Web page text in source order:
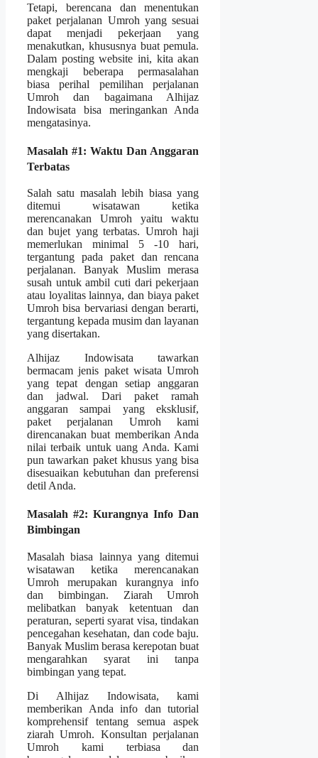
Tetapi, berencana dan menentukan
paket perjalanan Umroh yang sesuai
dapat menjadi pekerjaan yang
menakutkan, khususnya buat pemula.
Dalam posting website ini, kita akan
mengkaji beberapa permasalahan
biasa perihal pemilihan perjalanan
Umroh dan bagaimana Alhijaz
Indowisata bisa meringankan Anda
mengatasinya.
Masalah #1: Waktu Dan Anggaran
Terbatas
Salah satu masalah lebih biasa yang
ditemui wisatawan ketika
merencanakan Umroh yaitu waktu
dan bujet yang terbatas. Umroh haji
memerlukan minimal 5 -10 hari,
tergantung pada paket dan rencana
perjalanan. Banyak Muslim merasa
susah untuk ambil cuti dari pekerjaan
atau loyalitas lainnya, dan biaya paket
Umroh bisa bervariasi dengan berarti,
tergantung kepada musim dan layanan
yang disertakan.
Alhijaz Indowisata tawarkan
bermacam jenis paket wisata Umroh
yang tepat dengan setiap anggaran
dan jadwal. Dari paket ramah
anggaran sampai yang eksklusif,
paket perjalanan Umroh kami
direncanakan buat memberikan Anda
nilai terbaik untuk uang Anda. Kami
pun tawarkan paket khusus yang bisa
disesuaikan kebutuhan dan preferensi
detil Anda.
Masalah #2: Kurangnya Info Dan
Bimbingan
Masalah biasa lainnya yang ditemui
wisatawan ketika merencanakan
Umroh merupakan kurangnya info
dan bimbingan. Ziarah Umroh
melibatkan banyak ketentuan dan
peraturan, seperti syarat visa, tindakan
pencegahan kesehatan, dan code baju.
Banyak Muslim berasa kerepotan buat
mengarahkan syarat ini tanpa
bimbingan yang tepat.
Di Alhijaz Indowisata, kami
memberikan Anda info dan tutorial
komprehensif tentang semua aspek
ziarah Umroh. Konsultan perjalanan
Umroh kami terbiasa dan